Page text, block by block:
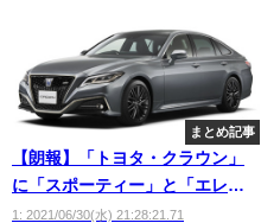
まとめ記事
【朗報】「トヨタ・クラウン」
に「スポーティー」と「エレガ
ント」な2タイプの特別仕様車が
1: 2021/06/30(水) 21:28:21.71